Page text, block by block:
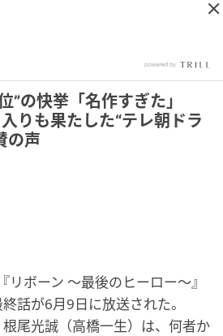
”の快挙「名作すぎた」
りも果たした“テレ朝ドラ
の声
リボーン 〜最後のヒーロー〜』
話が6月9日に放送された。
根尾光誠（高橋一生）は、何者か